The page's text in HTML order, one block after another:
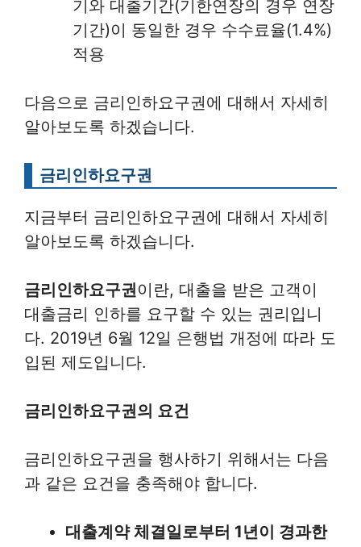
기와 대출기간(기한연장의 경우 연장
기간)이 동일한 경우 수수료율(1.4%)
적용
다음으로 금리인하요구권에 대해서 자세히
알아보도록 하겠습니다.
금리인하요구권
지금부터 금리인하요구권에 대해서 자세히
알아보도록 하겠습니다.
금리인하요구권이란, 대출을 받은 고객이
대출금리 인하를 요구할 수 있는 권리입니
다. 2019년 6월 12일 은행법 개정에 따라 도
입된 제도입니다.
금리인하요구권의 요건
금리인하요구권을 행사하기 위해서는 다음
과 같은 요건을 충족해야 합니다.
대출계약 체결일로부터 1년이 경과한